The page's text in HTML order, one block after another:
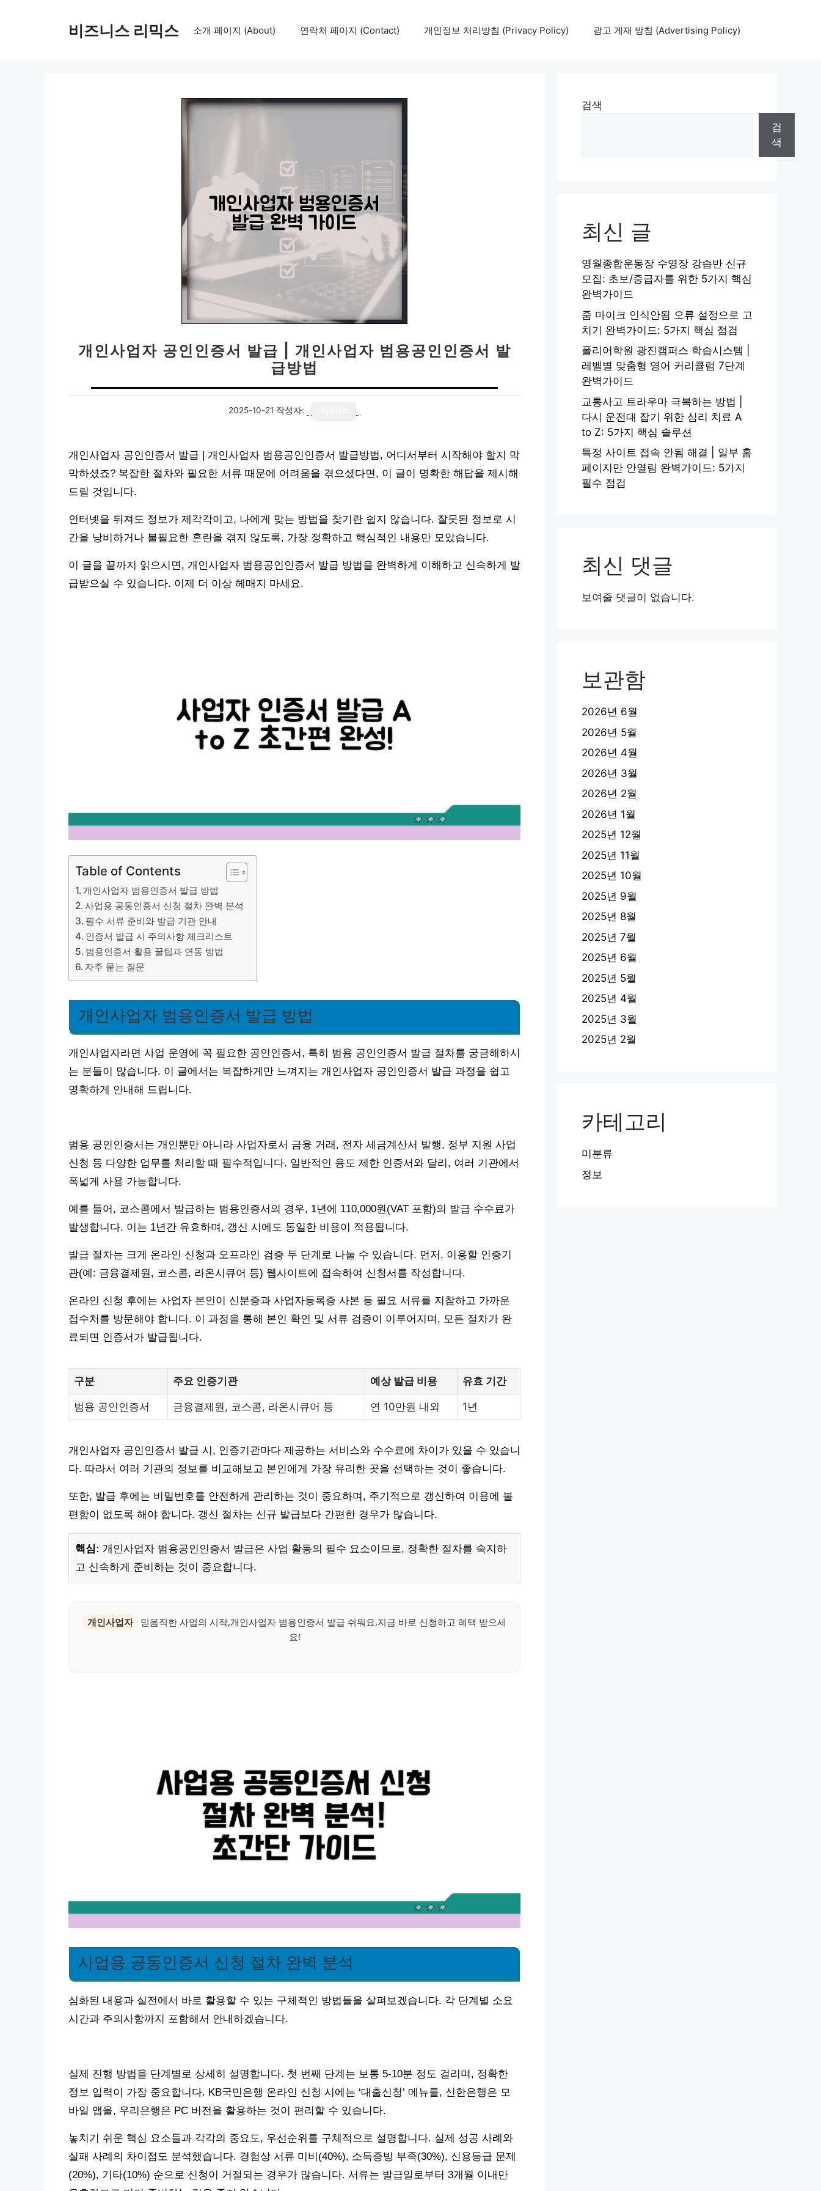
비즈니스 리믹스 소개 페이지 (About) 연락처 페이지 (Contact) 개인정보 처리방침 (Privacy Policy) 광고 게재 방침 (Advertising Policy)
개인사업자 공인인증서 발급 | 개인사업자 범용공인인증서 발
급방법
2025-10-21 작성자:
개인사업자 공인인증서 발급 | 개인사업자 범용공인인증서 발급방법, 어디서부터 시작해야 할지 막
막하셨죠? 복잡한 절차와 필요한 서류 때문에 어려움을 겪으셨다면, 이 글이 명확한 해답을 제시해
드릴 것입니다.
인터넷을 뒤져도 정보가 제각각이고, 나에게 맞는 방법을 찾기란 쉽지 않습니다. 잘못된 정보로 시
간을 낭비하거나 불필요한 혼란을 겪지 않도록, 가장 정확하고 핵심적인 내용만 모았습니다.
이 글을 끝까지 읽으시면, 개인사업자 범용공인인증서 발급 방법을 완벽하게 이해하고 신속하게 발
급받으실 수 있습니다. 이제 더 이상 헤매지 마세요.
Table of Contents
개인사업자 범용인증서 발급 방법
사업용 공동인증서 신청 절차 완벽 분석
필수 서류 준비와 발급 기관 안내
인증서 발급 시 주의사항 체크리스트
범용인증서 활용 꿀팁과 연동 방법
자주 묻는 질문
개인사업자 범용인증서 발급 방법
개인사업자라면 사업 운영에 꼭 필요한 공인인증서, 특히 범용 공인인증서 발급 절차를 궁금해하시
는 분들이 많습니다. 이 글에서는 복잡하게만 느껴지는 개인사업자 공인인증서 발급 과정을 쉽고
명확하게 안내해 드립니다.
범용 공인인증서는 개인뿐만 아니라 사업자로서 금융 거래, 전자 세금계산서 발행, 정부 지원 사업
신청 등 다양한 업무를 처리할 때 필수적입니다. 일반적인 용도 제한 인증서와 달리, 여러 기관에서
폭넓게 사용 가능합니다.
예를 들어, 코스콤에서 발급하는 범용인증서의 경우, 1년에 110,000원(VAT 포함)의 발급 수수료가
발생합니다. 이는 1년간 유효하며, 갱신 시에도 동일한 비용이 적용됩니다.
발급 절차는 크게 온라인 신청과 오프라인 검증 두 단계로 나눌 수 있습니다. 먼저, 이용할 인증기
관(예: 금융결제원, 코스콤, 라온시큐어 등) 웹사이트에 접속하여 신청서를 작성합니다.
온라인 신청 후에는 사업자 본인이 신분증과 사업자등록증 사본 등 필요 서류를 지참하고 가까운
접수처를 방문해야 합니다. 이 과정을 통해 본인 확인 및 서류 검증이 이루어지며, 모든 절차가 완
료되면 인증서가 발급됩니다.
구분 주요 인증기관 예상 발급 비용 유효 기간
범용 공인인증서 금융결제원, 코스콤, 라온시큐어 등 연 10만원 내외 1년
개인사업자 공인인증서 발급 시, 인증기관마다 제공하는 서비스와 수수료에 차이가 있을 수 있습니
다. 따라서 여러 기관의 정보를 비교해보고 본인에게 가장 유리한 곳을 선택하는 것이 좋습니다.
또한, 발급 후에는 비밀번호를 안전하게 관리하는 것이 중요하며, 주기적으로 갱신하여 이용에 불
편함이 없도록 해야 합니다. 갱신 절차는 신규 발급보다 간편한 경우가 많습니다.
핵심: 개인사업자 범용공인인증서 발급은 사업 활동의 필수 요소이므로, 정확한 절차를 숙지하
고 신속하게 준비하는 것이 중요합니다.
개인사업자
믿음직한 사업의 시작,개인사업자 범용인증서 발급 쉬워요.지금 바로 신청하고 혜택 받으세
요!
사업용 공동인증서 신청 절차 완벽 분석
심화된 내용과 실전에서 바로 활용할 수 있는 구체적인 방법들을 살펴보겠습니다. 각 단계별 소요
시간과 주의사항까지 포함해서 안내하겠습니다.
실제 진행 방법을 단계별로 상세히 설명합니다. 첫 번째 단계는 보통 5-10분 정도 걸리며, 정확한
정보 입력이 가장 중요합니다. KB국민은행 온라인 신청 시에는 ‘대출신청’ 메뉴를, 신한은행은 모
바일 앱을, 우리은행은 PC 버전을 활용하는 것이 편리할 수 있습니다.
놓치기 쉬운 핵심 요소들과 각각의 중요도, 우선순위를 구체적으로 설명합니다. 실제 성공 사례와
실패 사례의 차이점도 분석했습니다. 경험상 서류 미비(40%), 소득증빙 부족(30%), 신용등급 문제
(20%), 기타(10%) 순으로 신청이 거절되는 경우가 많습니다. 서류는 발급일로부터 3개월 이내만
검색
검
색
최신 글
영월종합운동장 수영장 강습반 신규
모집: 초보/중급자를 위한 5가지 핵심
완벽가이드
줌 마이크 인식안됨 오류 설정으로 고
치기 완벽가이드: 5가지 핵심 점검
폴리어학원 광진캠퍼스 학습시스템 |
레벨별 맞춤형 영어 커리큘럼 7단계
완벽가이드
교통사고 트라우마 극복하는 방법 |
다시 운전대 잡기 위한 심리 치료 A
to Z: 5가지 핵심 솔루션
특정 사이트 접속 안됨 해결 | 일부 홈
페이지만 안열림 완벽가이드: 5가지
필수 점검
최신 댓글
보여줄 댓글이 없습니다.
보관함
2026년 6월
2026년 5월
2026년 4월
2026년 3월
2026년 2월
2026년 1월
2025년 12월
2025년 11월
2025년 10월
2025년 9월
2025년 8월
2025년 7월
2025년 6월
2025년 5월
2025년 4월
2025년 3월
2025년 2월
카테고리
미분류
정보